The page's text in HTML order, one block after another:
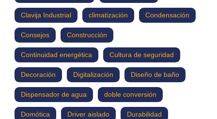
Clavija Industrial climatización Condensación
Consejos Construcción
Continuidad energética Cultura de seguridad
Decoración Digitalización Diseño de baño
Dispensador de agua doble conversión
Domótica Driver aislado Durabilidad